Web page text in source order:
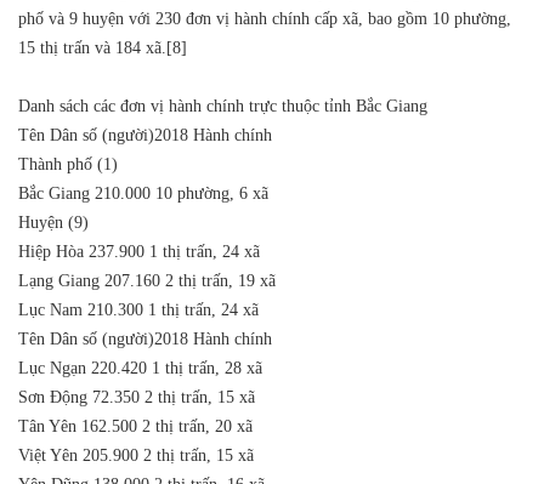
phố và 9 huyện với 230 đơn vị hành chính cấp xã, bao gồm 10 phường,
15 thị trấn và 184 xã.[8]
Danh sách các đơn vị hành chính trực thuộc tỉnh Bắc Giang
Tên Dân số (người)2018 Hành chính
Thành phố (1)
Bắc Giang 210.000 10 phường, 6 xã
Huyện (9)
Hiệp Hòa 237.900 1 thị trấn, 24 xã
Lạng Giang 207.160 2 thị trấn, 19 xã
Lục Nam 210.300 1 thị trấn, 24 xã
Tên Dân số (người)2018 Hành chính
Lục Ngạn 220.420 1 thị trấn, 28 xã
Sơn Động 72.350 2 thị trấn, 15 xã
Tân Yên 162.500 2 thị trấn, 20 xã
Việt Yên 205.900 2 thị trấn, 15 xã